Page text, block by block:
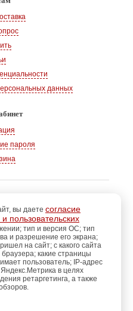
данных
пароля
обл., г. Волгодонск
83-75
rukodelia.ru
ежедневно
21-00
вы даете согласие
пользовательских
тип и версия ОС; тип
и разрешение его экрана;
на сайт; с какого сайта
какие страницы
пользователь; IP-адрес
в целях
ретаргетинга, а также